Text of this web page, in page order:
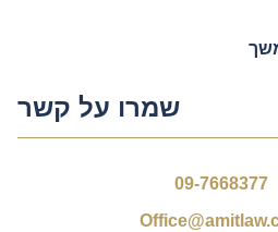
שמרו על קשר
09-7668377